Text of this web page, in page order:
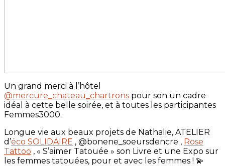
Un grand merci à l’hôtel
@mercure_chateau_chartrons pour son un cadre
idéal à cette belle soirée, et à toutes les participantes
Femmes3000.
Longue vie aux beaux projets de Nathalie, ATELIER
d’éco SOLIDAIRE , @bonene_soeursdencre , Rose
Tattoo , « S’aimer Tatouée » son Livre et une Expo sur
les femmes tatouées, pour et avec les femmes ! 💫